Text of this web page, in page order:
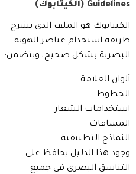
Guidelines (الكيتابوك)
الكيتابوك هو الملف الذي يشرح
طريقة استخدام عناصر الهوية
البصرية بشكل صحيح، ويتضمن:
ألوان العلامة
الخطوط
استخدامات الشعار
المسافات
النماذج التطبيقية
وجود هذا الدليل يحافظ على
التناسق البصري في جميع